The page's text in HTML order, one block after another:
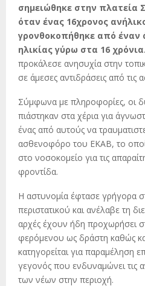
σημειώθηκε στην πλατεία
όταν ένας 16χρονος
γρονθοκοπήθηκε από έναν
ηλικίας γύρω στα 16 χρόνια.
προκάλεσε ανησυχία στην
σε άμεσες αντιδράσεις από τις
Σύμφωνα με πληροφορίες, οι
πιάστηκαν στα χέρια για
ένας από αυτούς να
ασθενοφόρο του ΕΚΑΒ, το
στο νοσοκομείο για τις
φροντίδα.
Η αστυνομία έφτασε γρήγορα
περιστατικού και ανέλαβε τη
αρχές έχουν ήδη προχωρήσει
φερόμενου ως δράστη καθώς
κατηγορείται για παραμέληση
γεγονός που ενδυναμώνει τις
των νέων στην περιοχή.